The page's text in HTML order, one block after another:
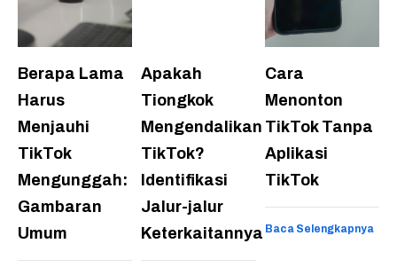
Berapa Lama
Harus
Menjauhi
TikTok
Mengunggah:
Gambaran
Umum
Apakah
Tiongkok
Mengendalikan
TikTok?
Identifikasi
Jalur-jalur
Keterkaitannya
Cara
Menonton
TikTok Tanpa
Aplikasi
TikTok
Baca Selengkapnya